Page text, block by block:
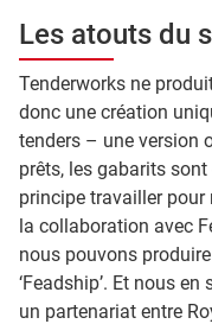
Les atouts du
Tenderworks ne
donc une création
tenders – une version
prêts, les gabarits
principe travailler pour
la collaboration avec
nous pouvons
‘Feadship’. Et nous
un partenariat entre